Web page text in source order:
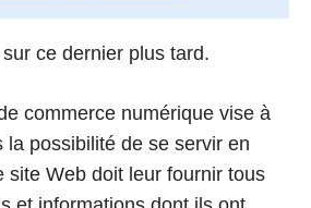
ce dernier plus tard.
commerce numérique vise à
la possibilité de se servir en
site Web doit leur fournir tous